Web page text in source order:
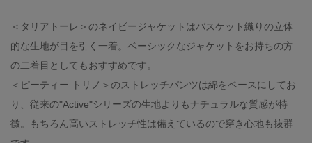
＜タリアトーレ＞のネイビージャケットはバスケット織りの立体
的な生地が目を引く一着。ベーシックなジャケットをお持ちの方
の二着目としてもおすすめです。
＜ピーティー トリノ＞のストレッチパンツは綿をベースにしてお
り、従来の"Active"シリーズの生地よりもナチュラルな質感が特
徴。もちろん高いストレッチ性は備えているので穿き心地も抜群